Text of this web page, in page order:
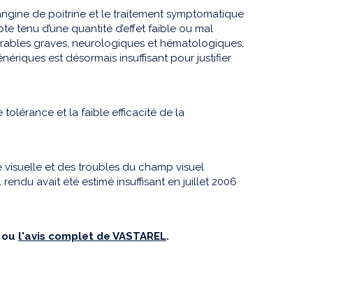
de poitrine et le traitement symptomatique
tenu d’une quantité d’effet faible ou mal
graves, neurologiques et hématologiques,
est désormais insuffisant pour justifier
tolérance et la faible efficacité de la
visuelle et des troubles du champ visuel
avait été estimé insuffisant en juillet 2006
ou l'avis complet de VASTAREL.